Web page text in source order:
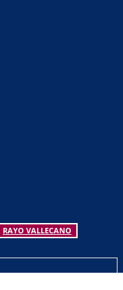
RAYO VALLECANO